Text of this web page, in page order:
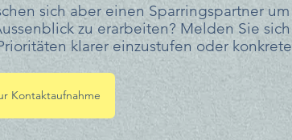
sich aber einen Sparringspartner um
zu erarbeiten? Melden Sie sich
klarer einzustufen oder konkrete
Kontaktaufnahme